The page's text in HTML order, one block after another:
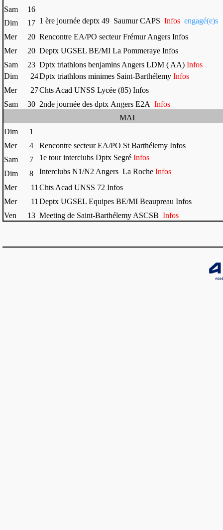
Sam
16
Dim
17 1 ère journée deptx 49 Saumur CAPS Infos engagé(e)s
Mer
20 Rencontre EA/PO secteur Frémur Angers Infos
Mer
20 Deptx UGSEL BE/MI La Pommeraye Infos
Sam
23 Dptx triathlons benjamins Angers LDM ( AA) Infos
Dim
24Dptx triathlons minimes Saint-Barthélemy Infos
Mer
27Chts Acad UNSS Lycée (85) Infos
Sam
30 2nde journée des dptx Angers E2A Infos
MAI
Dim
1
Mer
4
Rencontre secteur EA/PO St Barthélemy Infos
Sam
7 1e tour interclubs Dptx Segré Infos
Dim
8 Interclubs N1/N2 Angers La Roche Infos
Mer
11 Chts Acad UNSS 72 Infos
Mer
11 Deptx UGSEL Equipes BE/MI Beaupreau Infos
Ven
13 Meeting de Saint-Barthélemy ASCSB Infos